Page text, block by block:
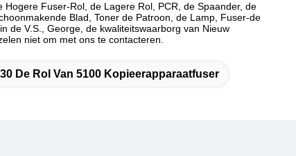
Fuser-Rol, de Lagere Rol, PCR, de Spaander, de
Blad, Toner de Patroon, de Lamp, Fuser-de
de V.S., George, de kwaliteitswaarborg van Nieuw
niet om met ons te contacteren.
De Rol Van 5100 Kopieerapparaatfuser